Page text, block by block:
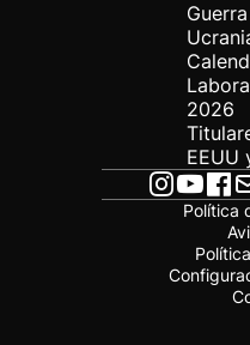
2026
EEUU
Política